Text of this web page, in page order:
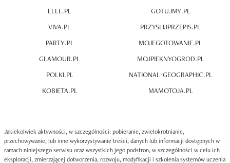
ELLE.PL
VIVA.PL
PARTY.PL
GLAMOUR.PL
POLKI.PL
KOBIETA.PL
GOTUJMY.PL
PRZYSLIJPRZEPIS.PL
MOJEGOTOWANIE.PL
MOJPIEKNYOGROD.PL
NATIONAL-GEOGRAPHIC.PL
MAMOTOJA.PL
Jakiekolwiek aktywności, w szczególności: pobieranie, zwielokrotnianie,
przechowywanie, lub inne wykorzystywanie treści, danych lub informacji dostępnych w
ramach niniejszego serwisu oraz wszystkich jego podstron, w szczególności w celu ich
eksploracji, zmierzającej dotworzenia, rozwoju, modyfikacji i szkolenia systemów uczenia